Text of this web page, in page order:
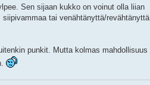
Sen sijaan kukko on voinut olla liian
tai venähtänyttä/revähtänyttä
punkit. Mutta kolmas mahdollisuus